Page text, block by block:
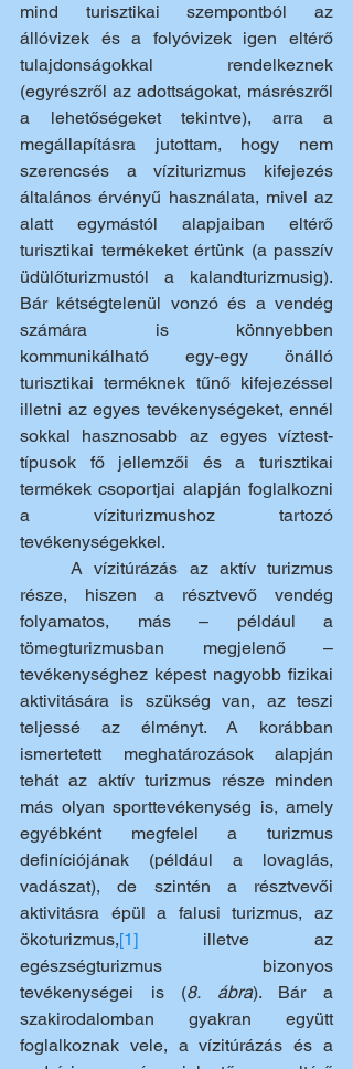
mind turisztikai szempontból az
állóvizek és a folyóvizek igen eltérő
tulajdonságokkal rendelkeznek
(egyrészről az adottságokat, másrészről
a lehetőségeket tekintve), arra a
megállapításra jutottam, hogy nem
szerencsés a víziturizmus kifejezés
általános érvényű használata, mivel az
alatt egymástól alapjaiban eltérő
turisztikai termékeket értünk (a passzív
üdülőturizmustól a kalandturizmusig).
Bár kétségtelenül vonzó és a vendég
számára is könnyebben
kommunikálható egy-egy önálló
turisztikai terméknek tűnő kifejezéssel
illetni az egyes tevékenységeket, ennél
sokkal hasznosabb az egyes víztest-
típusok fő jellemzői és a turisztikai
termékek csoportjai alapján foglalkozni
a víziturizmushoz tartozó
tevékenységekkel.
	A vízitúrázás az aktív turizmus
része, hiszen a résztvevő vendég
folyamatos, más – például a
tömegturizmusban megjelenő –
tevékenységhez képest nagyobb fizikai
aktivitására is szükség van, az teszi
teljessé az élményt. A korábban
ismertetett meghatározások alapján
tehát az aktív turizmus része minden
más olyan sporttevékenység is, amely
egyébként megfelel a turizmus
definíciójának (például a lovaglás,
vadászat), de szintén a résztvevői
aktivitásra épül a falusi turizmus, az
ökoturizmus,[1] illetve az
egészségturizmus bizonyos
tevékenységei is (8. ábra). Bár a
szakirodalomban gyakran együtt
foglalkoznak vele, a vízitúrázás és a